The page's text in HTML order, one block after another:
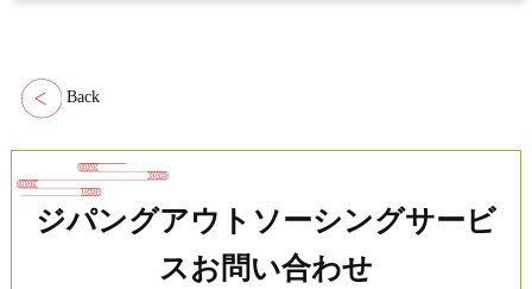
Back
ジパングアウトソーシングサービ
スお問い合わせ